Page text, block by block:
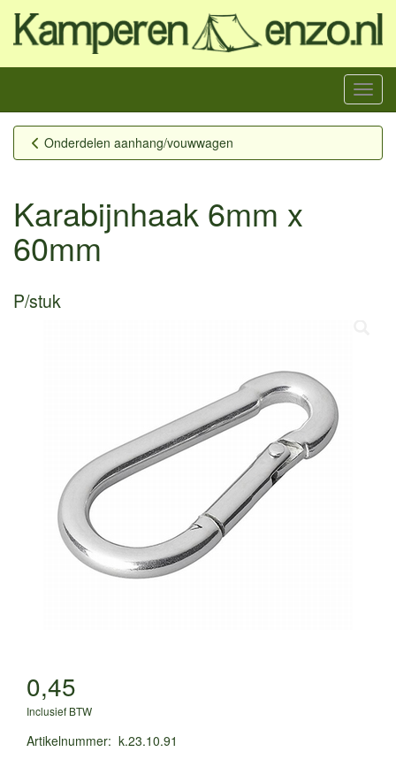
Menu
Onderdelen aanhang/vouwwagen
Karabijnhaak 6mm x
60mm
P/stuk
0,45
Inclusief BTW
Artikelnummer: k.23.10.91